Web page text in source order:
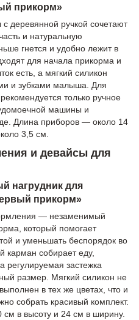
прикорм»
деревянной ручкой сочетают
и натуральную
гнется и удобно лежит в
для начала прикорма и
есть, а мягкий силикон
и зубками малыша. Для
только ручное
машины и
Длина приборов — около 14
3,5 см.
и девайсы для
нагрудник для
прикорм»
— незаменимый
который помогает
и уменьшать беспорядок во
карман собирает еду,
застежка
размер. Мягкий силикон не
в тех же цветах, что и
собрать красивый комплект.
в высоту и 24 см в ширину.